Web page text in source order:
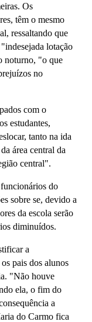
Os
têm o mesmo
ressaltando que
lotação
noturno, "o que
no
com o
estudantes,
tanto na ida
área central da
central".
do
sobre se, devido a
da escola serão
diminuídos.
a
pais dos alunos
"Não houve
ela, o fim do
a
do Carmo fica